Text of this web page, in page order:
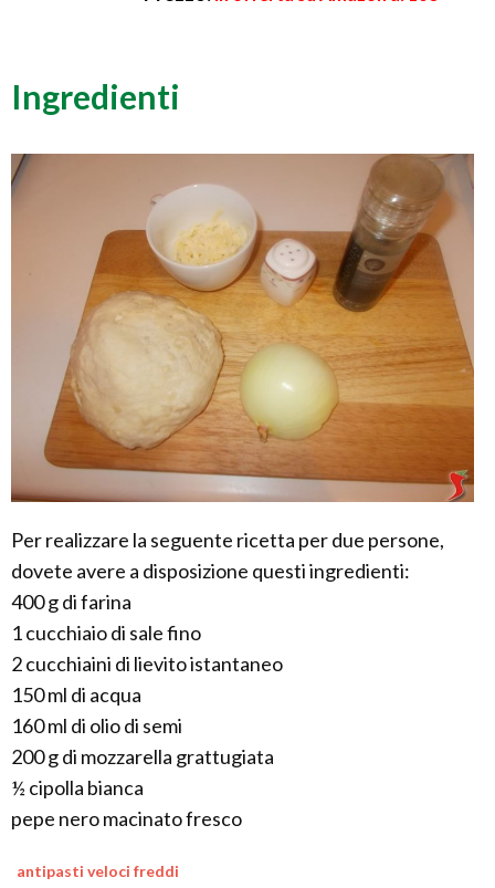
Ingredienti
Per realizzare la seguente ricetta per due persone,
dovete avere a disposizione questi ingredienti:
400 g di farina
1 cucchiaio di sale fino
2 cucchiaini di lievito istantaneo
150 ml di acqua
160 ml di olio di semi
200 g di mozzarella grattugiata
½ cipolla bianca
pepe nero macinato fresco
antipasti veloci freddi